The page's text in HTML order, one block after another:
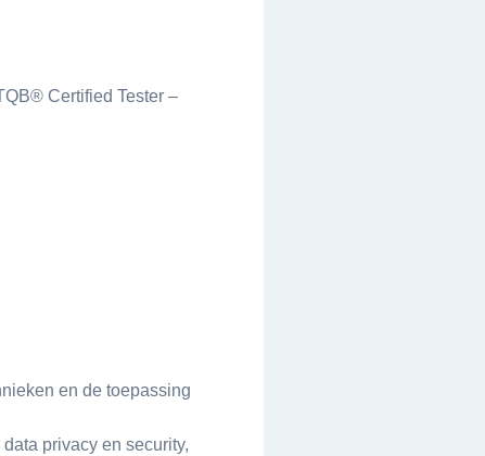
Certified Tester –
en de toepassing
privacy en security,